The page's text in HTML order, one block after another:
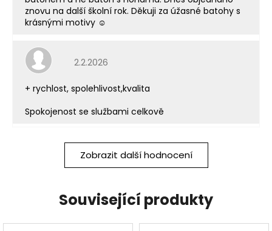
znovu na další školní rok. Děkuji za úžasné batohy s
krásnými motivy ☺️
Hodnocení obchodu je 5 z 5 hvězdiček.
2.2.2026
+ rychlost, spolehlivost,kvalita
Spokojenost se službami celkově
Zobrazit další hodnocení
Související produkty